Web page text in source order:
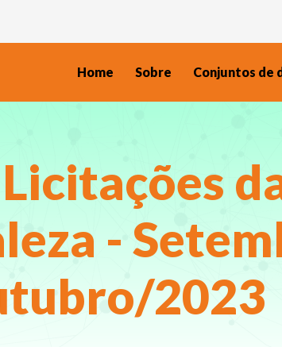
Home Sobre Conjuntos de
-
2023